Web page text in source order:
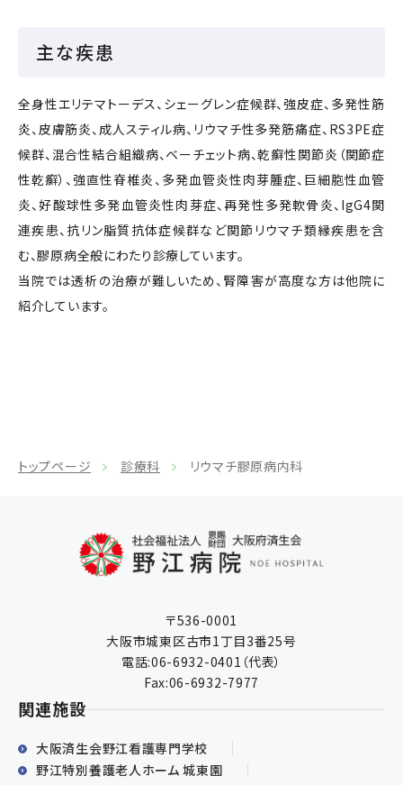
主な疾患
全身性エリテマトーデス、シェーグレン症候群、強皮症、多発性筋
炎、皮膚筋炎、成人スティル病、リウマチ性多発筋痛症、RS3PE症
候群、混合性結合組織病、ベーチェット病、乾癬性関節炎（関節症
性乾癬）、強直性脊椎炎、多発血管炎性肉芽腫症、巨細胞性血管
炎、好酸球性多発血管炎性肉芽症、再発性多発軟骨炎、IgG4関
連疾患、抗リン脂質抗体症候群など関節リウマチ類縁疾患を含
む、膠原病全般にわたり診療しています。
当院では透析の治療が難しいため、腎障害が高度な方は他院に
紹介しています。
トップページ 診療科 リウマチ膠原病内科
〒536-0001
大阪市城東区古市1丁目3番25号
電話:06-6932-0401 （代表）
Fax:06-6932-7977
関連施設
大阪済生会野江看護専門学校
野江特別養護老人ホーム 城東園